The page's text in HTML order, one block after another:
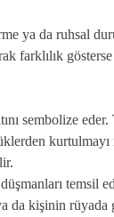
ya da ruhsal
farklılık
sembolize
kurtulmayı
temsil
da kişinin